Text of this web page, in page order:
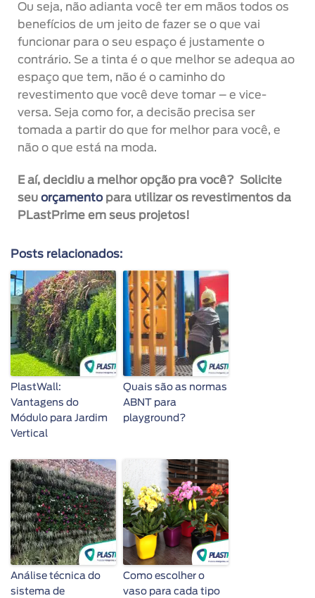
Ou seja, não adianta você ter em mãos todos os
benefícios de um jeito de fazer se o que vai
funcionar para o seu espaço é justamente o
contrário. Se a tinta é o que melhor se adequa ao
espaço que tem, não é o caminho do
revestimento que você deve tomar – e vice-
versa. Seja como for, a decisão precisa ser
tomada a partir do que for melhor para você, e
não o que está na moda.
E aí, decidiu a melhor opção pra você? Solicite
seu orçamento para utilizar os revestimentos da
PLastPrime em seus projetos!
Posts relacionados:
PlastWall:
Vantagens do
Módulo para Jardim
Vertical
Quais são as normas
ABNT para
playground?
Análise técnica do
sistema de
Como escolher o
vaso para cada tipo